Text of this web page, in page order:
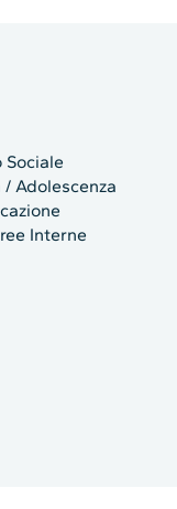
Sociale
/ Adolescenza
Interne